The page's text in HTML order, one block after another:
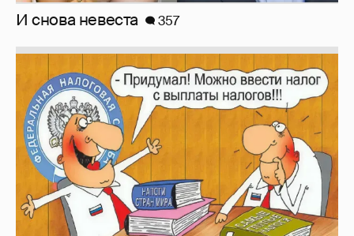
Зачем нам вообще платить налоги? (или:
как работают наши деньги, когда мы
заикаемся о защите прав)